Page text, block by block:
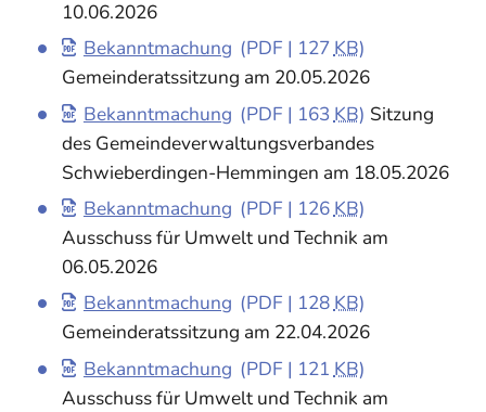
10.06.2026
Bekanntmachung (PDF | 127KB)
Gemeinderatssitzung am 20.05.2026
Bekanntmachung (PDF | 163 KB) Sitzung
des Gemeindeverwaltungsverbandes
Schwieberdingen-Hemmingen am 18.05.2026
Bekanntmachung (PDF | 126KB)
Ausschuss für Umwelt und Technik am
06.05.2026
Bekanntmachung (PDF | 128KB)
Gemeinderatssitzung am 22.04.2026
Bekanntmachung (PDF | 121 KB)
Ausschuss für Umwelt und Technik am